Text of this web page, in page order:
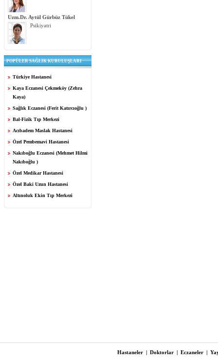
Uzm.Dr. Aytül Gürbüz Tükel
Psikiyatri
POPÜLER SAĞLIK KURULUŞLARI
Türkiye Hastanesi
Kaya Eczanesi Çekmeköy (Zehra
Kaya)
Sağlık Eczanesi (Ferit Katırcıoğlu )
Bal-Fizik Tıp Merkezi
Acıbadem Maslak Hastanesi
Özel Pembemavi Hastanesi
Nakıboğlu Eczanesi (Mehmet Hilmi
Nakıboğlu )
Özel Medikar Hastanesi
Özel Baki Uzun Hastanesi
Altınoluk Ekin Tıp Merkezi
Hastaneler | Doktorlar | Eczaneler |